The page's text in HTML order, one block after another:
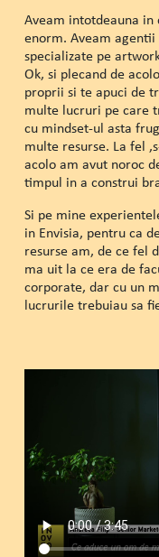
Aveam intotdeauna
enorm. Aveam
specializate pe
Ok, si plecand de
proprii si te apuci de
multe lucruri pe care
cu mindset-ul asta
multe resurse. La fel
acolo am avut noroc
timpul in a construi
Si pe mine
in Envisia, pentru ca
resurse am, de ce fel
ma uit la ce era de
corporate, dar cu un
lucrurile trebuiau sa